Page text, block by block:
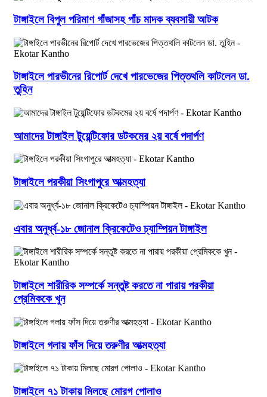
টাঙ্গাইলে বিপুল পরিমাণ গাঁজাসহ পাঁচ মাদক ব্যবসায়ী আটক
টাঙ্গাইলে পারভীনের রিপোর্ট দেখে পারভেজের পিত্তথলি কাটলেন ডা.
তুহিন
আমাদের টাঙ্গাইল টুয়েন্টিফোর ডটকমের ২য় বর্ষে পদার্পণ
টাঙ্গাইলে পরকীয়া সিংগাপুরে আত্মহত্যা
এবার অনুর্ধ্ব-১৮ জোনাল ক্রিকেটেও চ্যাম্পিয়ন টাঙ্গাইল
টাঙ্গাইলে শারীরিক সম্পর্কে সন্তুষ্ট করতে না পারায় পরকীয়া
প্রেমিককে খুন
টাঙ্গাইলে গলায় ফাঁস দিয়ে তরুণীর আত্মহত্যা
টাঙ্গাইলে ৭১ টাকায় মিলছে মোরগ পোলাও